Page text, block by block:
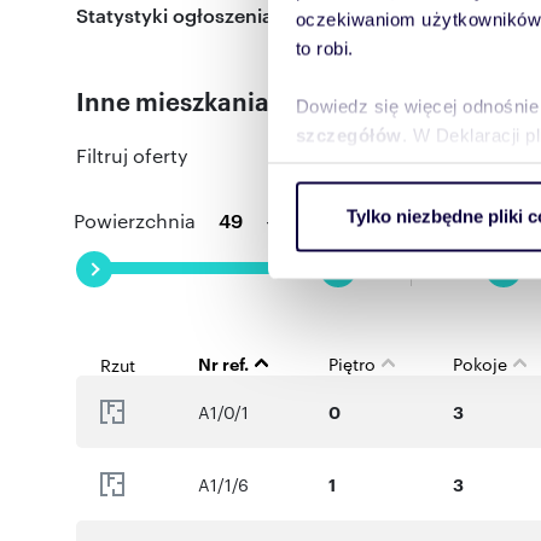
oczekiwaniom
to robi.
Dowiedz się więcej
szczegółów . W Deklaracji
ruch w naszej witrynie.
reklamowym i
uzyskanymi podczas
Tylko niezbędne pliki
Statystyki ogłoszenia:
Inne mieszkania dostępne w tej
Filtruj oferty
Powierzchnia -
Rzut Nr ref. Piętro Pokoje
A1/0/1
0 3
A1/1/6 1 3